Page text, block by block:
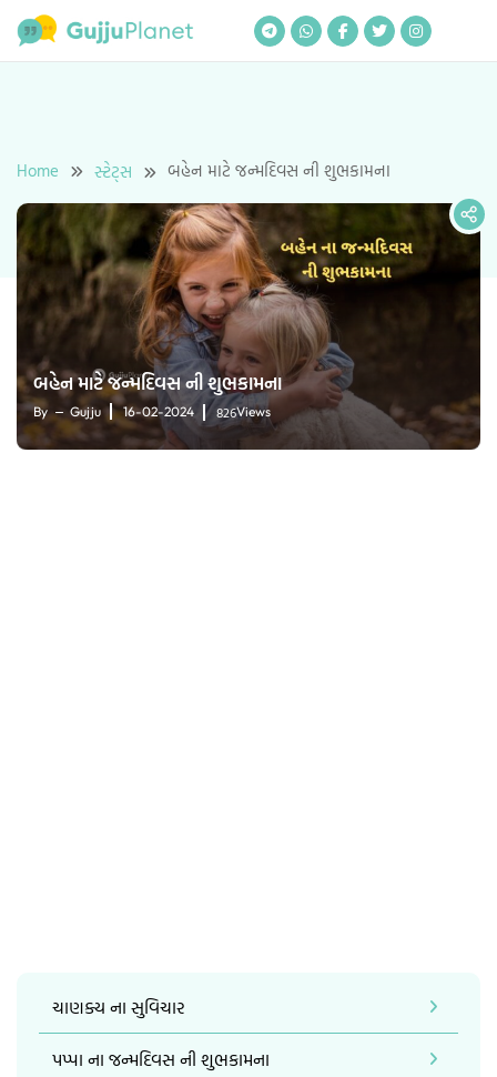
Skip
Home સ્ટેટ્સ બહેન માટે જન્મદિવસ ની શુભકામના
બહેન માટે જન્મદિવસ ની શુભકામના
By Gujju 16-02-2024 826Views
ચાણક્ય ના સુવિચાર
પપ્પા ના જન્મદિવસ ની શુભકામના